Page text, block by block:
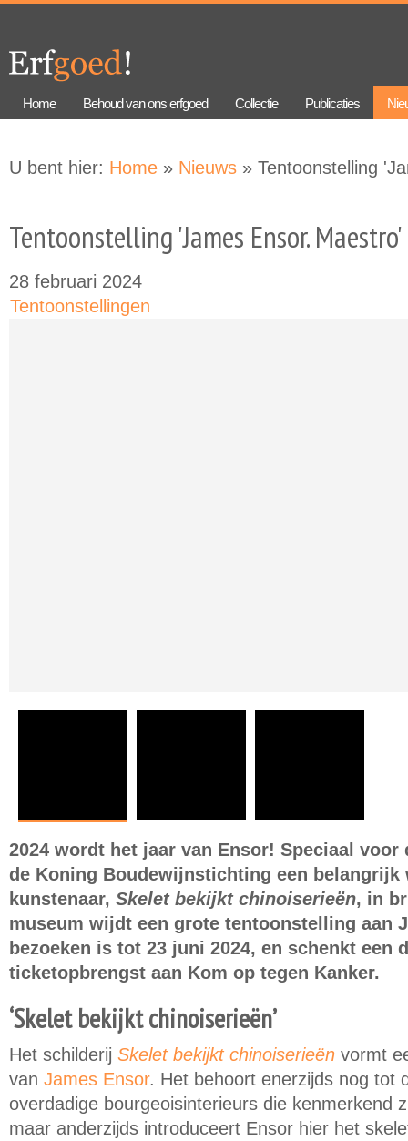
algemene
gaanHome Behoud van ons erfgoed Collectie Publicaties
U bent hier: Home » Nieuws » Tentoonstelling
Tentoonstelling 'James Ensor. Maestro'
28 februari 2024
Tentoonstellingen
2024 wordt het jaar van Ensor! Speciaal voor
de Koning Boudewijnstichting een belangrijk
kunstenaar, Skelet bekijkt chinoiserieën, in
museum wijdt een grote tentoonstelling aan
bezoeken is tot 23 juni 2024, en schenkt een
ticketopbrengst aan Kom op tegen Kanker.
‘Skelet bekijkt chinoiserieën’
Het schilderij Skelet bekijkt chinoiserieën vormt
van James Ensor. Het behoort enerzijds nog tot
overdadige bourgeoisinterieurs die kenmerkend
maar anderzijds introduceert Ensor hier het